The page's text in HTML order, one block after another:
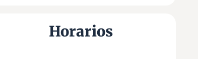
Horarios